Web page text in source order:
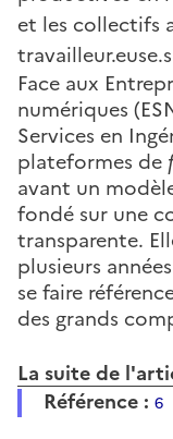
et les collectifs
Face aux
numériques
Services en
plateformes de
avant un
fondé sur une
transparente.
plusieurs
se faire
des grands
La suite de
Référence : 6